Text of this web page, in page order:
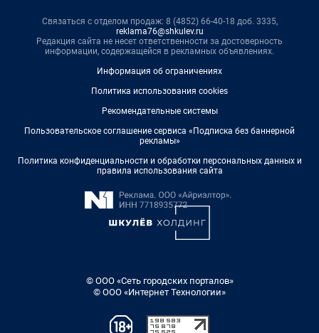
Связаться с отделом продаж: 8 (4852) 66-40-18 доб. 3335,
reklama76@shkulev.ru
Редакция сайта не несет ответственности за достоверность
информации, содержащейся в рекламных объявлениях.
Информация об ограничениях
Политика использования cookies
Рекомендательные системы
Пользовательское соглашение сервиса «Подписка без баннерной
рекламы»
Политика конфиденциальности и обработки персональных данных и
правила использования сайта
© ООО «Сеть городских порталов»
© ООО «Интернет Технологии»